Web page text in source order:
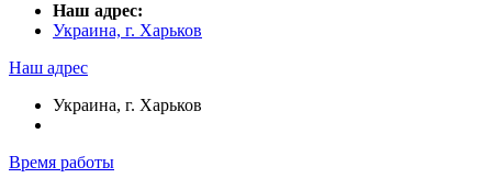
Наш адрес:
Украина, г. Харьков
Наш адрес
Украина, г. Харьков
Время работы